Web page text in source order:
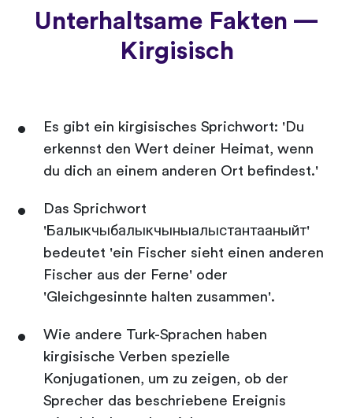
Unterhaltsame Fakten —
Kirgisisch
Es gibt ein kirgisisches Sprichwort: 'Du
erkennst den Wert deiner Heimat, wenn
du dich an einem anderen Ort befindest.'
Das Sprichwort
'Балыкчыбалыкчыныалыстантааныйт'
bedeutet 'ein Fischer sieht einen anderen
Fischer aus der Ferne' oder
'Gleichgesinnte halten zusammen'.
Wie andere Turk-Sprachen haben
kirgisische Verben spezielle
Konjugationen, um zu zeigen, ob der
Sprecher das beschriebene Ereignis